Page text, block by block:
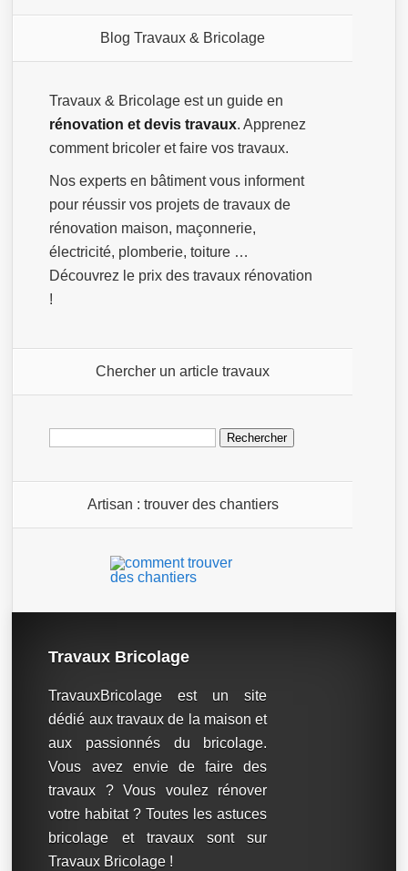
Blog Travaux & Bricolage
Travaux & Bricolage est un guide en
rénovation et devis travaux. Apprenez
comment bricoler et faire vos travaux.
Nos experts en bâtiment vous informent
pour réussir vos projets de travaux de
rénovation maison, maçonnerie,
électricité, plomberie, toiture …
Découvrez le prix des travaux rénovation
!
Chercher un article travaux
Rechercher :
Artisan : trouver des chantiers
Travaux Bricolage
TravauxBricolage est un site
dédié aux travaux de la maison et
aux passionnés du bricolage.
Vous avez envie de faire des
travaux ? Vous voulez rénover
votre habitat ? Toutes les astuces
bricolage et travaux sont sur
Travaux Bricolage !